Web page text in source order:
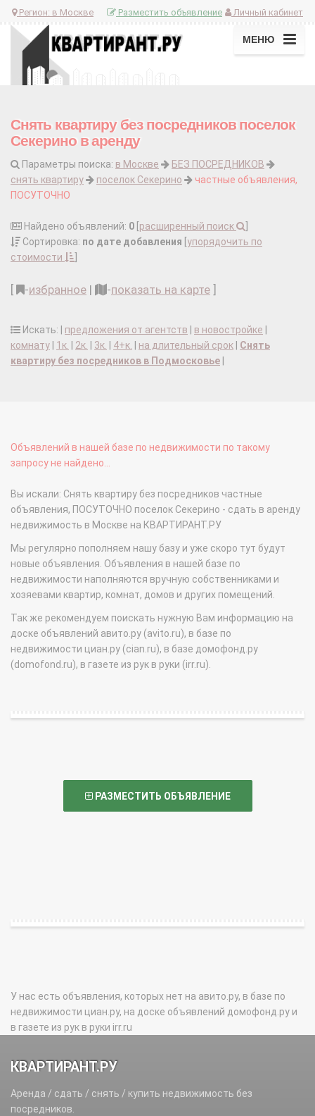
Регион: в Москве Личный кабинет
Разместить объявление
МЕНЮ
Снять квартиру без посредников поселок
Секерино в аренду
Параметры поиска: в Москве
БЕЗ ПОСРЕДНИКОВ
снять квартиру
поселок Секерино
частные объявления,
ПОСУТОЧНО
Найдено объявлений: 0 расширенный поиск
Сортировка: по дате добавления упорядочить по
стоимости
-избранное | -показать на карте
Искать: | предложения от агентств в новостройке
комнату
1к. 2к. 3к. 4+к. на длительный срок
Снять
квартиру без посредников в Подмосковье
Объявлений в нашей базе по недвижимости по такому
запросу не найдено...
Вы искали: Снять квартиру без посредников частные
объявления, ПОСУТОЧНО поселок Секерино - сдать в аренду
недвижимость в Москве на КВАРТИРАНТ.РУ
Мы регулярно пополняем нашу базу и уже скоро тут будут
новые объявления. Объявления в нашей базе по
недвижимости наполняются вручную собственниками и
хозяевами квартир, комнат, домов и других помещений.
Так же рекомендуем поискать нужную Вам информацию на
доске объявлений авито.ру (avito.ru), в базе по
недвижимости циан.ру (cian.ru), в базе домофонд.ру
(domofond.ru), в газете из рук в руки (irr.ru).
РАЗМЕСТИТЬ ОБЪЯВЛЕНИЕ
У нас есть объявления, которых нет на авито.ру, в базе по
недвижимости циан.ру, на доске объявлений домофонд.ру и
в газете из рук в руки irr.ru
КВАРТИРАНТ.РУ
Аренда / сдать / снять / купить недвижимость без
посредников.